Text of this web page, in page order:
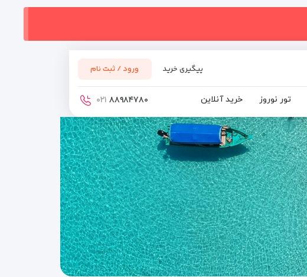
پیگیری خرید ورود / ثبت نام
تور نوروز خرید آنلاین ۸۸۹۸۴۷۸۰ ۰۲۱